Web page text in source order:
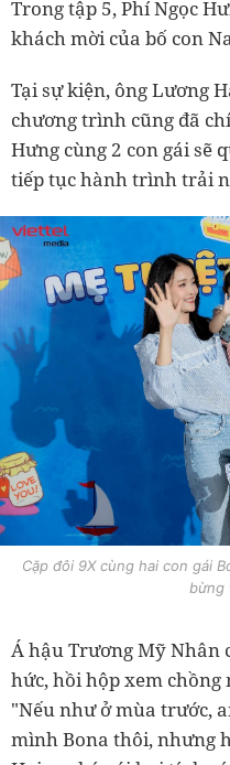
Trong tập 5, Phí Ngọc
khách mời của bố con
Tại sự kiện, ông Lương
chương trình cũng đã
Hưng cùng 2 con gái sẽ
tiếp tục hành trình trải
Cặp đôi 9X cùng hai con gái
bừng
Á hậu Trương Mỹ Nhân
hức, hồi hộp xem
"Nếu như ở mùa trước,
mình Bona thôi, nhưng